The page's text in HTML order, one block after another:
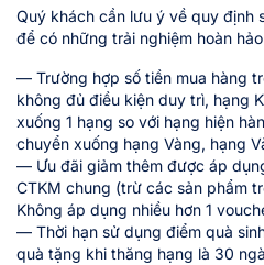
Quý khách cần lưu ý về quy định
để có những trải nghiệm hoàn
— Trường hợp số tiền mua hàng
không đủ điều kiện duy trì, hạng
xuống 1 hạng so với hạng hiện
chuyển xuống hạng Vàng, hạng
— Ưu đãi giảm thêm được áp
CTKM chung (trừ các sản phẩm
Không áp dụng nhiều hơn 1
— Thời hạn sử dụng điểm quà
quà tặng khi thăng hạng là 30